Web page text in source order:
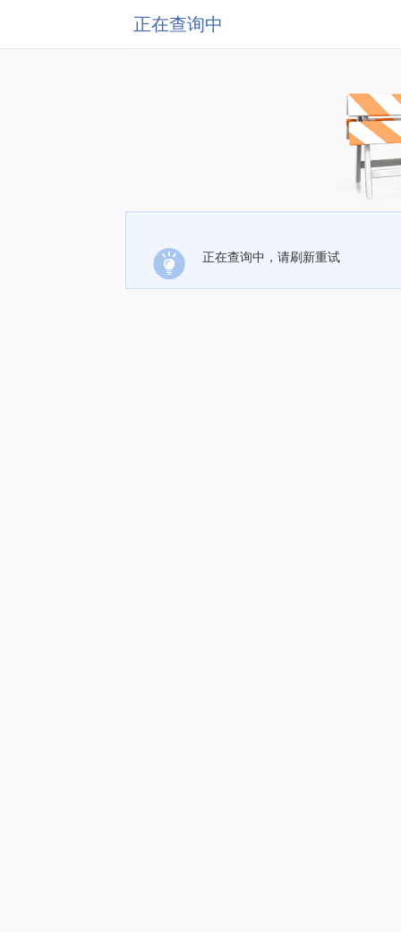
正在查询中
正在查询中，请刷新重试